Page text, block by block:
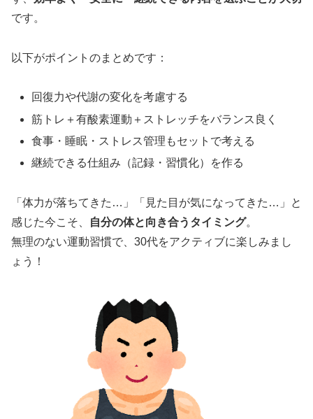
です。
以下がポイントのまとめです：
回復力や代謝の変化を考慮する
筋トレ＋有酸素運動＋ストレッチをバランス良く
食事・睡眠・ストレス管理もセットで考える
継続できる仕組み（記録・習慣化）を作る
「体力が落ちてきた…」「見た目が気になってきた…」と
感じた今こそ、
自分の体と向き合うタイミング。
無理のない運動習慣で、30代をアクティブに楽しみまし
ょう！